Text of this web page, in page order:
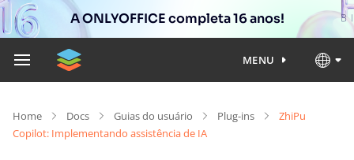
A ONLYOFFICE completa 16 anos!
MENU
Home Docs Guias do usuário Plug-ins
ZhiPu
Copilot: Implementando assistência de IA